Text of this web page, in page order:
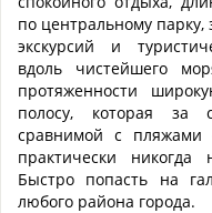
по центральному
экскурсий и
вдоль чистейшего
протяженности
полосу, которая за
сравнимой с пляжами
практически
Быстро попасть на
любого района города.